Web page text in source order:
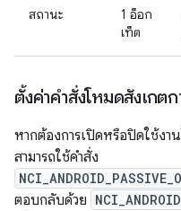
สถานะ
1 อ็อก
เท็ต
ตั้งค่าคำสั่งโหมดสังเกต
หากต้องการเปิดหรือปิดใช้งา
สามารถใช้คำสั่ง
ตอบกลับด้วย